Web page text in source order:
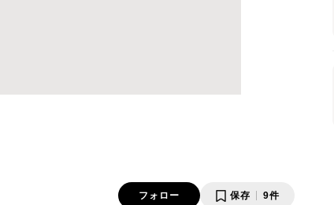
フォロー 保存 9件